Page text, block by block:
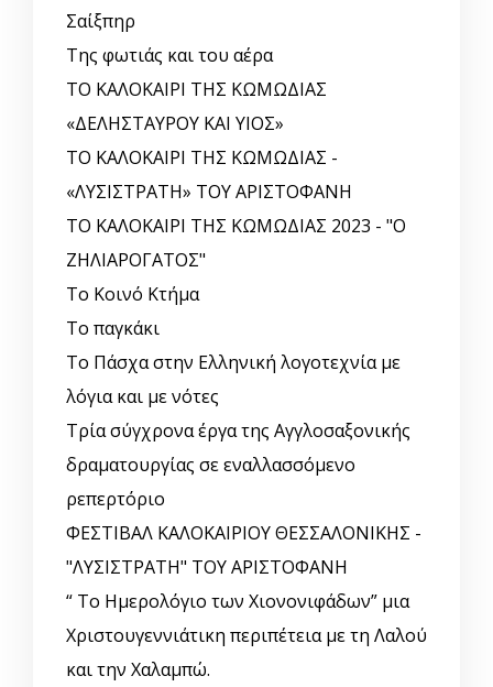
Σαίξπηρ
Της φωτιάς και του αέρα
ΤΟ ΚΑΛΟΚΑΙΡΙ ΤΗΣ ΚΩΜΩΔΙΑΣ
«ΔΕΛΗΣΤΑΥΡΟΥ ΚΑΙ ΥΙΟΣ»
ΤΟ ΚΑΛΟΚΑΙΡΙ ΤΗΣ ΚΩΜΩΔΙΑΣ -
«ΛΥΣΙΣΤΡΑΤΗ» ΤΟΥ ΑΡΙΣΤΟΦΑΝΗ
ΤΟ ΚΑΛΟΚΑΙΡΙ ΤΗΣ ΚΩΜΩΔΙΑΣ 2023 - "Ο
ΖΗΛΙΑΡΟΓΑΤΟΣ"
Το Κοινό Κτήμα
Το παγκάκι
Το Πάσχα στην Ελληνική λογοτεχνία με
λόγια και με νότες
Τρία σύγχρονα έργα της Αγγλοσαξονικής
δραματουργίας σε εναλλασσόμενο
ρεπερτόριο
ΦΕΣΤΙΒΑΛ ΚΑΛΟΚΑΙΡΙΟΥ ΘΕΣΣΑΛΟΝΙΚΗΣ -
"ΛΥΣΙΣΤΡΑΤΗ" ΤΟΥ ΑΡΙΣΤΟΦΑΝΗ
“ Το Ημερολόγιο των Χιονονιφάδων” μια
Χριστουγεννιάτικη περιπέτεια με τη Λαλού
και την Χαλαμπώ.